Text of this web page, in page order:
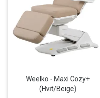
Weelko - Maxi Cozy+
(Hvit/Beige)